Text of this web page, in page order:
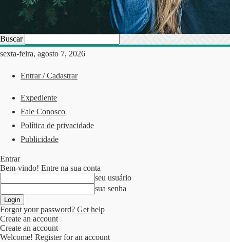
Buscar
sexta-feira, agosto 7, 2026
Entrar / Cadastrar
Expediente
Fale Conosco
Política de privacidade
Publicidade
Entrar
Bem-vindo! Entre na sua conta
seu usuário
sua senha
Forgot your password? Get help
Create an account
Create an account
Welcome! Register for an account